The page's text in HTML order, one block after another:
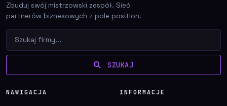
Zbuduj swój mistrzowski zespół. Sieć
partnerów biznesowych z pole position.
SZUKAJ
NAWIGACJA INFORMACJE